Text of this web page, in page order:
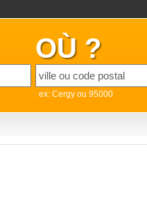
OÙ ?
ex: Cergy ou 95000